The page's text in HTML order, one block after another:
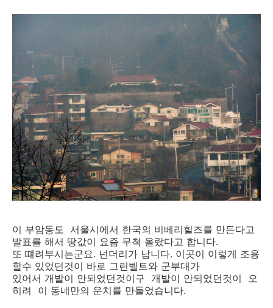
이 부암동도 서울시에서 한국의 비베리힐즈를 만든다고
발표를 해서 땅값이 요즘 무척 올랐다고 합니다.
또 떄려부시는군요. 넌더리가 납니다. 이곳이 이렇게 조용
할수 있었던것이 바로 그린벨트와 군부대가
있어서 개발이 안되었던것이구 개발이 안되었던것이 오
히려 이 동네만의 운치를 만들었습니다.